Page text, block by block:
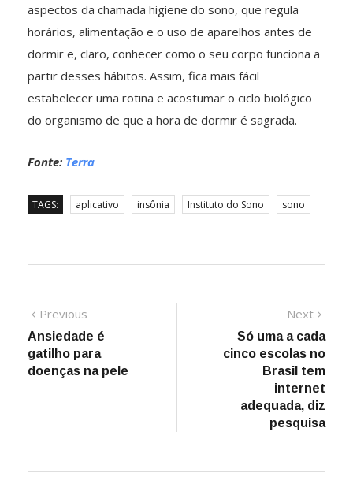
aspectos da chamada higiene do sono, que regula
horários, alimentação e o uso de aparelhos antes de
dormir e, claro, conhecer como o seu corpo funciona a
partir desses hábitos. Assim, fica mais fácil
estabelecer uma rotina e acostumar o ciclo biológico
do organismo de que a hora de dormir é sagrada.
Fonte: Terra
TAGS: aplicativo insônia Instituto do Sono sono
Navegação
de
Post
Previous
post:
Ansiedade é
gatilho para
doenças na pele
Next
post:
Só uma a cada
cinco escolas no
Brasil tem
internet
adequada, diz
pesquisa